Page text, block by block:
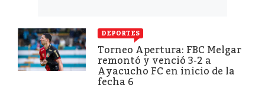
DEPORTES
Torneo Apertura: FBC Melgar
remontó y venció 3-2 a
Ayacucho FC en inicio de la
fecha 6